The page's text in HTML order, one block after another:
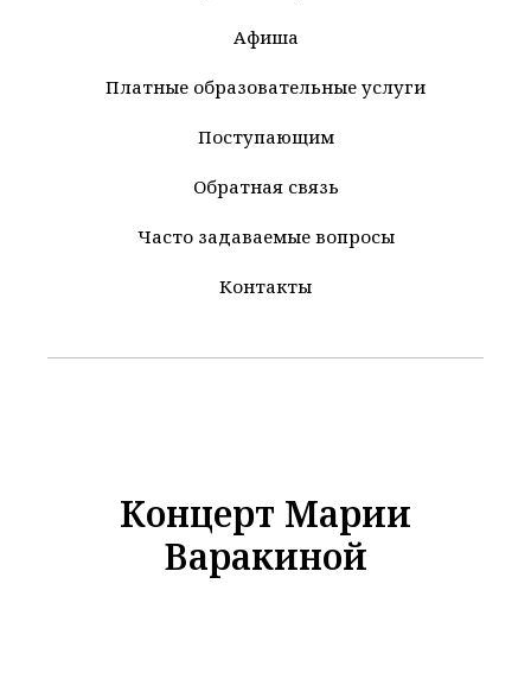
Афиша
Платные образовательные услуги
Поступающим
Обратная связь
Часто задаваемые вопросы
Контакты
Концерт Марии
Варакиной